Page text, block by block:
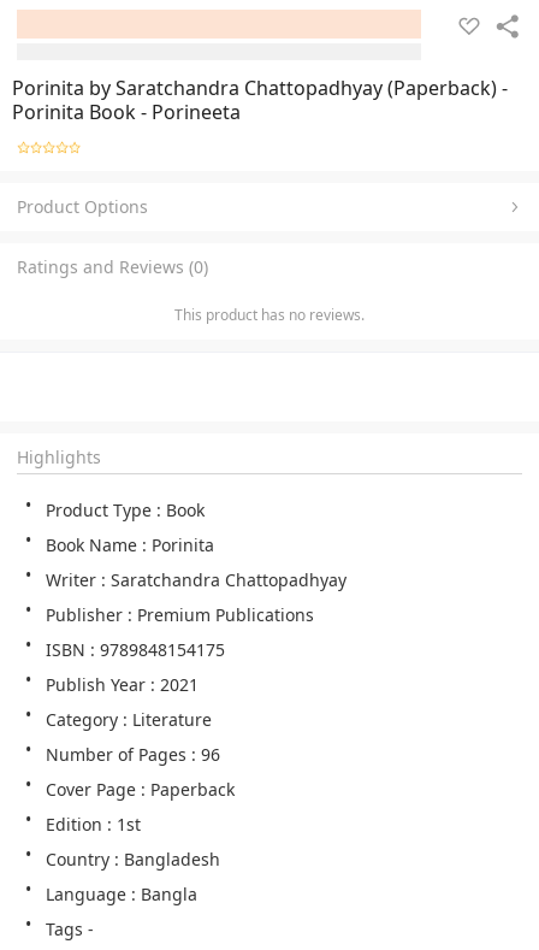
Porinita by Saratchandra Chattopadhyay (Paperback) -
Porinita Book - Porineeta
Product Options
Ratings and Reviews (0)
This product has no reviews.
Highlights
Product Type : Book
Book Name : Porinita
Writer : Saratchandra Chattopadhyay
Publisher : Premium Publications
ISBN : 9789848154175
Publish Year : 2021
Category : Literature
Number of Pages : 96
Cover Page : Paperback
Edition : 1st
Country : Bangladesh
Language : Bangla
Tags -